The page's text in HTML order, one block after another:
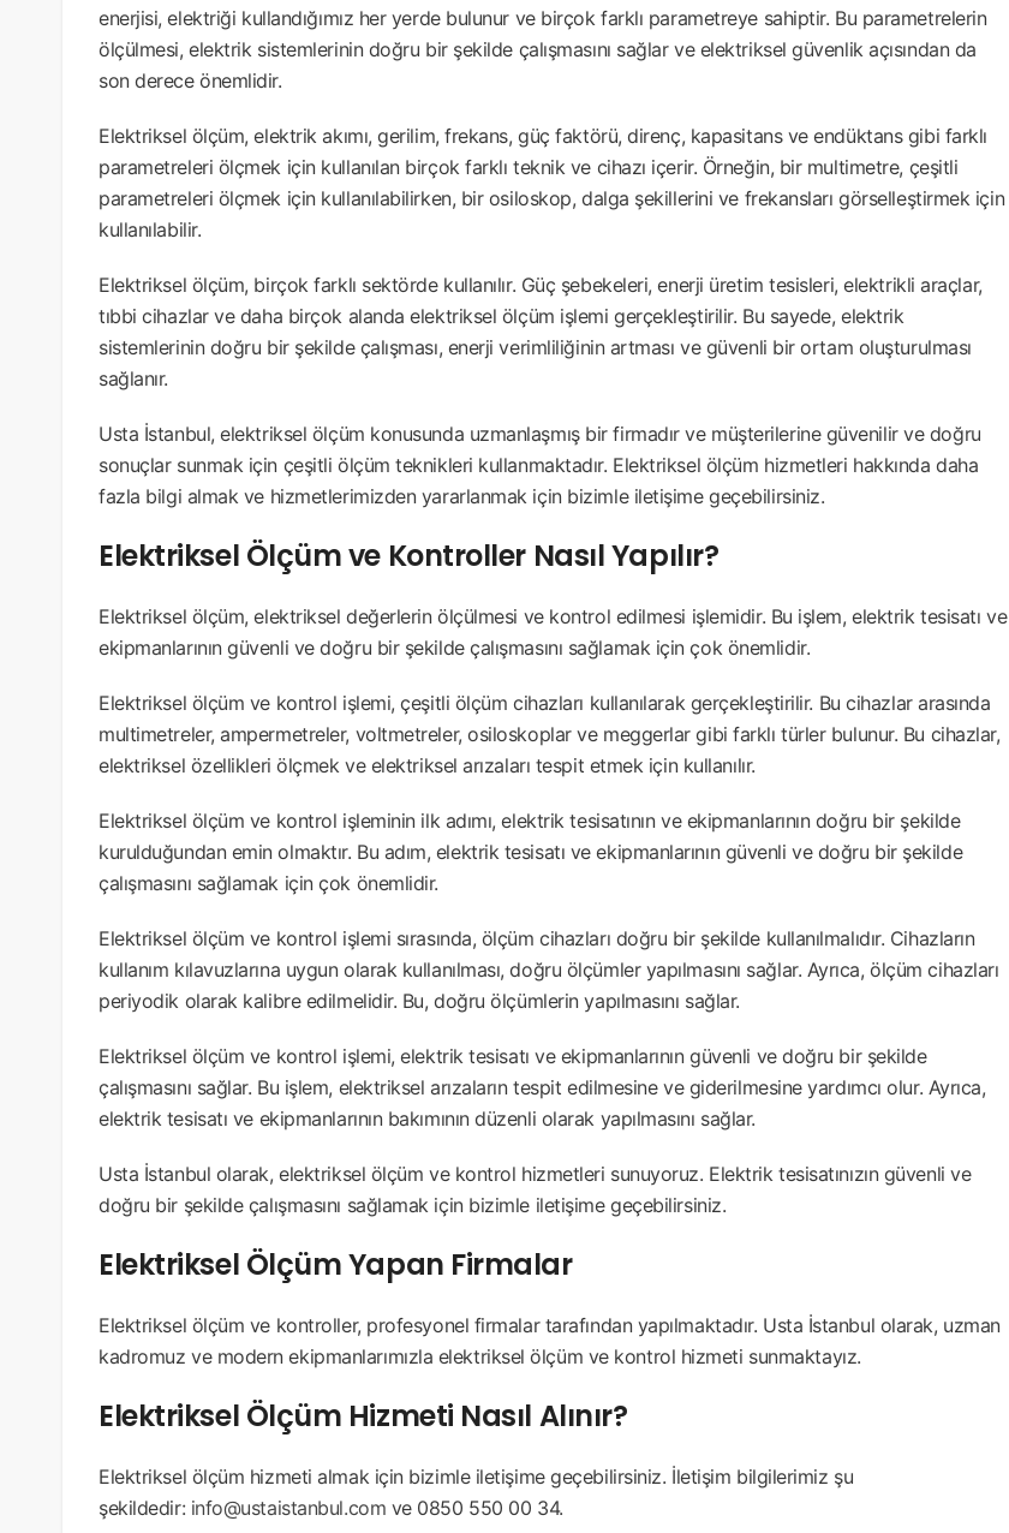
enerjisi, elektriği kullandığımız her yerde bulunur ve birçok farklı parametreye sahiptir. Bu parametrelerin
ölçülmesi, elektrik sistemlerinin doğru bir şekilde çalışmasını sağlar ve elektriksel güvenlik açısından da
son derece önemlidir.
Elektriksel ölçüm, elektrik akımı, gerilim, frekans, güç faktörü, direnç, kapasitans ve endüktans gibi farklı
parametreleri ölçmek için kullanılan birçok farklı teknik ve cihazı içerir. Örneğin, bir multimetre, çeşitli
parametreleri ölçmek için kullanılabilirken, bir osiloskop, dalga şekillerini ve frekansları görselleştirmek için
kullanılabilir.
Elektriksel ölçüm, birçok farklı sektörde kullanılır. Güç şebekeleri, enerji üretim tesisleri, elektrikli araçlar,
tıbbi cihazlar ve daha birçok alanda elektriksel ölçüm işlemi gerçekleştirilir. Bu sayede, elektrik
sistemlerinin doğru bir şekilde çalışması, enerji verimliliğinin artması ve güvenli bir ortam oluşturulması
sağlanır.
Usta İstanbul, elektriksel ölçüm konusunda uzmanlaşmış bir firmadır ve müşterilerine güvenilir ve doğru
sonuçlar sunmak için çeşitli ölçüm teknikleri kullanmaktadır. Elektriksel ölçüm hizmetleri hakkında daha
fazla bilgi almak ve hizmetlerimizden yararlanmak için bizimle iletişime geçebilirsiniz.
Elektriksel Ölçüm ve Kontroller Nasıl Yapılır?
Elektriksel ölçüm, elektriksel değerlerin ölçülmesi ve kontrol edilmesi işlemidir. Bu işlem, elektrik tesisatı ve
ekipmanlarının güvenli ve doğru bir şekilde çalışmasını sağlamak için çok önemlidir.
Elektriksel ölçüm ve kontrol işlemi, çeşitli ölçüm cihazları kullanılarak gerçekleştirilir. Bu cihazlar arasında
multimetreler, ampermetreler, voltmetreler, osiloskoplar ve meggerlar gibi farklı türler bulunur. Bu cihazlar,
elektriksel özellikleri ölçmek ve elektriksel arızaları tespit etmek için kullanılır.
Elektriksel ölçüm ve kontrol işleminin ilk adımı, elektrik tesisatının ve ekipmanlarının doğru bir şekilde
kurulduğundan emin olmaktır. Bu adım, elektrik tesisatı ve ekipmanlarının güvenli ve doğru bir şekilde
çalışmasını sağlamak için çok önemlidir.
Elektriksel ölçüm ve kontrol işlemi sırasında, ölçüm cihazları doğru bir şekilde kullanılmalıdır. Cihazların
kullanım kılavuzlarına uygun olarak kullanılması, doğru ölçümler yapılmasını sağlar. Ayrıca, ölçüm cihazları
periyodik olarak kalibre edilmelidir. Bu, doğru ölçümlerin yapılmasını sağlar.
Elektriksel ölçüm ve kontrol işlemi, elektrik tesisatı ve ekipmanlarının güvenli ve doğru bir şekilde
çalışmasını sağlar. Bu işlem, elektriksel arızaların tespit edilmesine ve giderilmesine yardımcı olur. Ayrıca,
elektrik tesisatı ve ekipmanlarının bakımının düzenli olarak yapılmasını sağlar.
Usta İstanbul olarak, elektriksel ölçüm ve kontrol hizmetleri sunuyoruz. Elektrik tesisatınızın güvenli ve
doğru bir şekilde çalışmasını sağlamak için bizimle iletişime geçebilirsiniz.
Elektriksel Ölçüm Yapan Firmalar
Elektriksel ölçüm ve kontroller, profesyonel firmalar tarafından yapılmaktadır. Usta İstanbul olarak, uzman
kadromuz ve modern ekipmanlarımızla elektriksel ölçüm ve kontrol hizmeti sunmaktayız.
Elektriksel Ölçüm Hizmeti Nasıl Alınır?
Elektriksel ölçüm hizmeti almak için bizimle iletişime geçebilirsiniz. İletişim bilgilerimiz şu
şekildedir: info@ustaistanbul.com ve 0850 550 00 34.